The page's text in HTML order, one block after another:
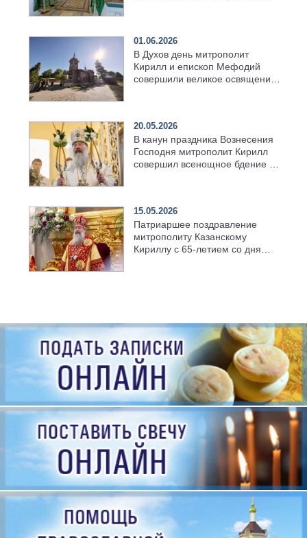
01.06.2026
В Духов день митрополит
Кирилл и епископ Мефодий
совершили великое освящение
20.05.2026
В канун праздника Вознесения
Господня митрополит Кирилл
совершил всенощное бдение в
15.05.2026
Патриаршее поздравление
митрополиту Казанскому
Кириллу с 65-летием со дня